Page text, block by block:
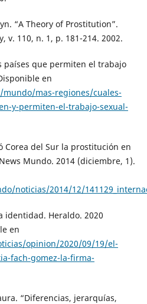
“A Theory of Prostitution”.
v. 110, n. 1, p. 181-214. 2002.
países que permiten el trabajo
en
mas-regiones/cuales-
y-permiten-el-trabajo-sexual-
Corea del Sur la prostitución en
Mundo. 2014 (diciembre, 1).
noticias/2014/12/
identidad. Heraldo. 2020
en
opinion/2020/09/19/el-
fach-gomez-la-firma-
“Diferencias, jerarquías,